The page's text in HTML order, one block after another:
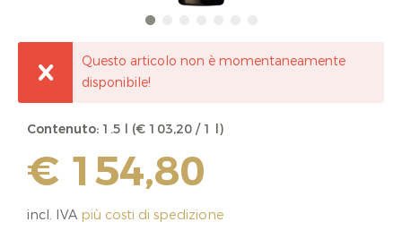
Questo articolo non è momentaneamente
disponibile!
Contenuto: 1.5 l (€ 103,20 / 1 l)
€ 154,80
incl. IVA più costi di spedizione